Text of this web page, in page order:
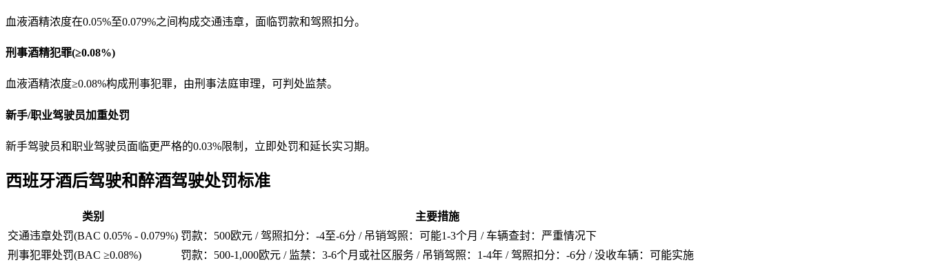
血液酒精浓度在0.05%至0.079%之间构成交通违章，面临罚款和驾照扣分。
刑事酒精犯罪(≥0.08%)
血液酒精浓度≥0.08%构成刑事犯罪，由刑事法庭审理，可判处监禁。
新手/职业驾驶员加重处罚
新手驾驶员和职业驾驶员面临更严格的0.03%限制，立即处罚和延长实习期。
西班牙酒后驾驶和醉酒驾驶处罚标准
类别
主要措施
交通违章处罚(BAC 0.05% - 0.079%) 罚款：500欧元 / 驾照扣分：-4至-6分 / 吊销驾照：可能1-3个月 / 车辆查封：严重情况下
刑事犯罪处罚(BAC ≥0.08%)
罚款：500-1,000欧元 / 监禁：3-6个月或社区服务 / 吊销驾照：1-4年 / 驾照扣分：-6分 / 没收车辆：可能实施